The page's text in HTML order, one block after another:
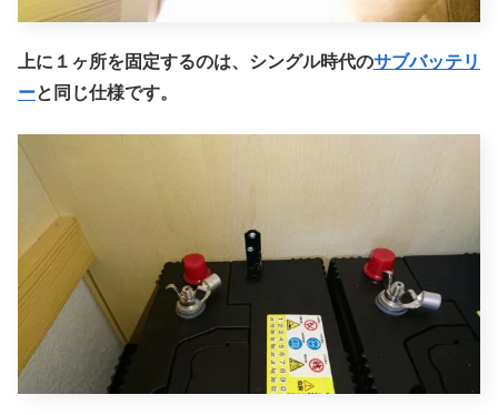
上に１ヶ所を固定するのは、シングル時代のサブバッテリ
ーと同じ仕様です。